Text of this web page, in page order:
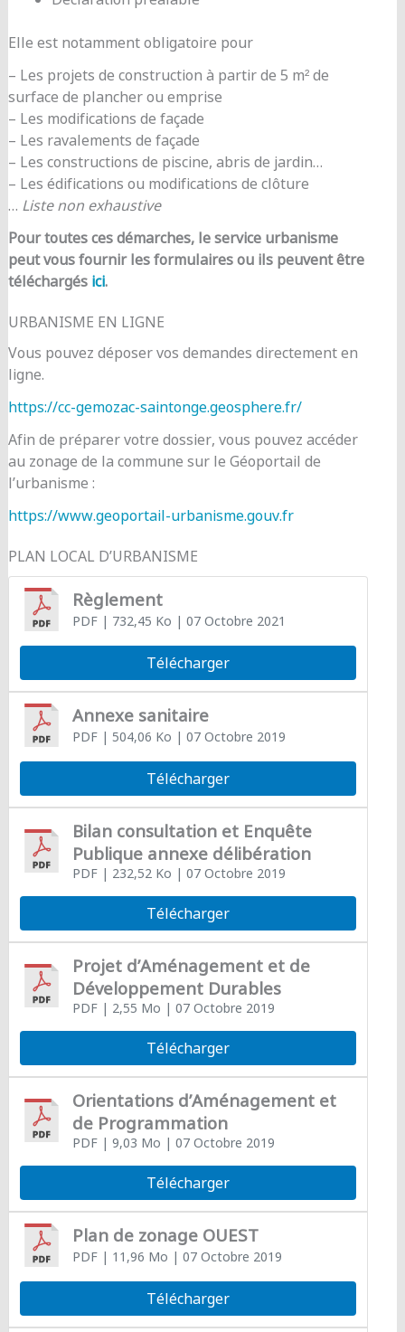
Elle est notamment obligatoire pour
– Les projets de construction à partir de 5 m² de
surface de plancher ou emprise
– Les modifications de façade
– Les ravalements de façade
– Les constructions de piscine, abris de jardin…
– Les édifications ou modifications de clôture
… Liste non exhaustive
Pour toutes ces démarches, le service urbanisme
peut vous fournir les formulaires ou ils peuvent être
téléchargés ici.
URBANISME EN LIGNE
Vous pouvez déposer vos demandes directement en
ligne.
https://cc-gemozac-saintonge.geosphere.fr/
Afin de préparer votre dossier, vous pouvez accéder
au zonage de la commune sur le Géoportail de
l’urbanisme :
https://www.geoportail-urbanisme.gouv.fr
PLAN LOCAL D’URBANISME
Règlement
PDF| 732,45 Ko | 07 Octobre 2021
Télécharger
Annexe sanitaire
PDF| 504,06 Ko | 07 Octobre 2019
Télécharger
Bilan consultation et Enquête
Publique annexe délibération
PDF| 232,52 Ko | 07 Octobre 2019
Télécharger
Projet d’Aménagement et de
Développement Durables
PDF| 2,55 Mo | 07 Octobre 2019
Télécharger
Orientations d’Aménagement et
de Programmation
PDF| 9,03 Mo | 07 Octobre 2019
Télécharger
Plan de zonage OUEST
PDF| 11,96 Mo | 07 Octobre 2019
Télécharger